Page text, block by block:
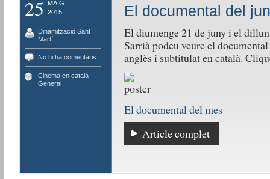
25
MAIG
2015
Dinamització Sant
Martí
No hi ha comentaris
Cinema en català,
General
El documental del
El diumenge 21 de juny i el
Sarrià podeu veure el documental
anglès i subtitulat en català.
El documental del mes
Article complet